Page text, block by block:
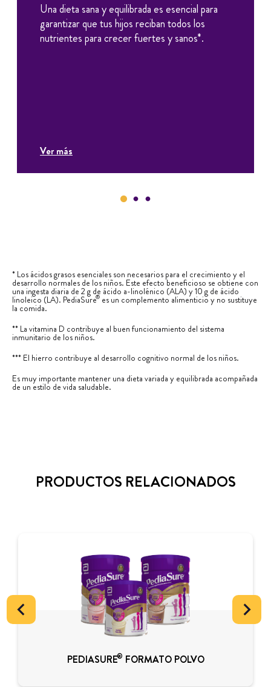
Una dieta sana y equilibrada es esencial para
garantizar que tus hijos reciban todos los
nutrientes para crecer fuertes y sanos*.
Ver más
* Los ácidos grasos esenciales son necesarios para el crecimiento y el
desarrollo normales de los niños. Este efecto beneficioso se obtiene con
una ingesta diaria de 2 g de ácido a-linolénico (ALA) y 10 g de ácido
linoleico (LA). PediaSure® es un complemento alimenticio y no sustituye
la comida.
** La vitamina D contribuye al buen funcionamiento del sistema
inmunitario de los niños.
*** El hierro contribuye al desarrollo cognitivo normal de los niños.
Es muy importante mantener una dieta variada y equilibrada acompañada
de un estilo de vida saludable.
PRODUCTOS RELACIONADOS
PEDIASURE® FORMATO POLVO